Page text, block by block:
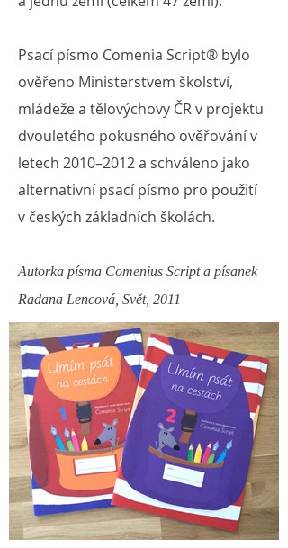
Psací písmo Comenia Script® bylo
ověřeno Ministerstvem školství,
mládeže a tělovýchovy ČR v projektu
dvouletého pokusného ověřování v
letech 2010–2012 a schváleno jako
alternativní psací písmo pro použití
v českých základních školách.
Autorka písma Comenius Script a písanek
Radana Lencová, Svět, 2011